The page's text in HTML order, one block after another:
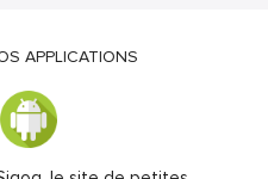
APPLICATIONS